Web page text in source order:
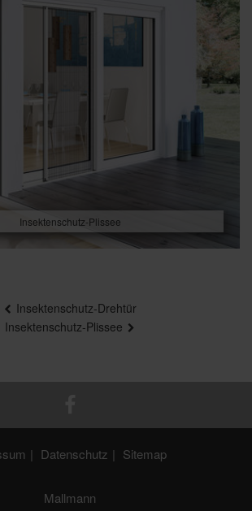
Insektenschutz-Plissee
Insektenschutz-Drehtür
Insektenschutz-Plissee
Datenschutz Sitemap
Mallmann